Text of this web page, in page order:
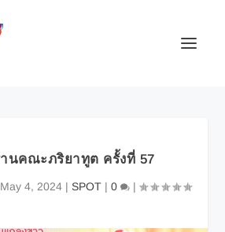
นคณะภริยาทูต ครั้งที่ 57
May 4, 2024| SPOT| 0 |